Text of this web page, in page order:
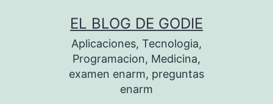
EL BLOG DE GODIE
Aplicaciones, Tecnologia,
Programacion, Medicina,
examen enarm, preguntas
enarm